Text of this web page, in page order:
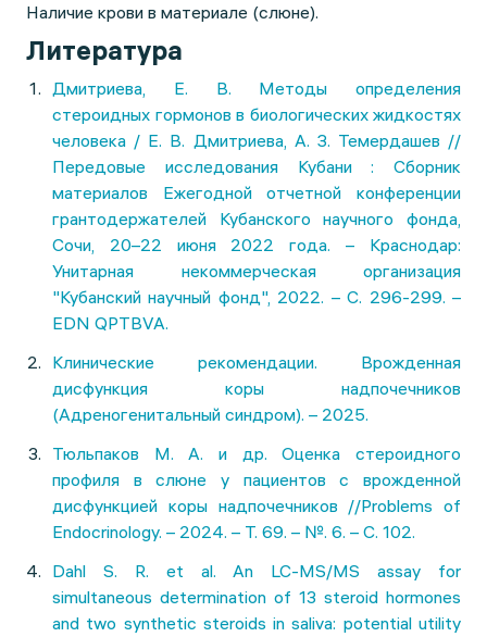
Наличие крови в материале (слюне).
Литература
Дмитриева, Е. В. Методы определения
стероидных гормонов в биологических жидкостях
человека / Е. В. Дмитриева, А. З. Темердашев //
Передовые исследования Кубани : Сборник
материалов Ежегодной отчетной конференции
грантодержателей Кубанского научного фонда,
Сочи, 20–22 июня 2022 года. – Краснодар:
Унитарная некоммерческая организация
"Кубанский научный фонд", 2022. – С. 296-299. –
EDN QPTBVA.
Клинические рекомендации. Врожденная
дисфункция коры надпочечников
(Адреногенитальный синдром). – 2025.
Тюльпаков М. А. и др. Оценка стероидного
профиля в слюне у пациентов с врожденной
дисфункцией коры надпочечников //Problems of
Endocrinology. – 2024. – Т. 69. – №. 6. – С. 102.
Dahl S. R. et al. An LC-MS/MS assay for
simultaneous determination of 13 steroid hormones
and two synthetic steroids in saliva: potential utility